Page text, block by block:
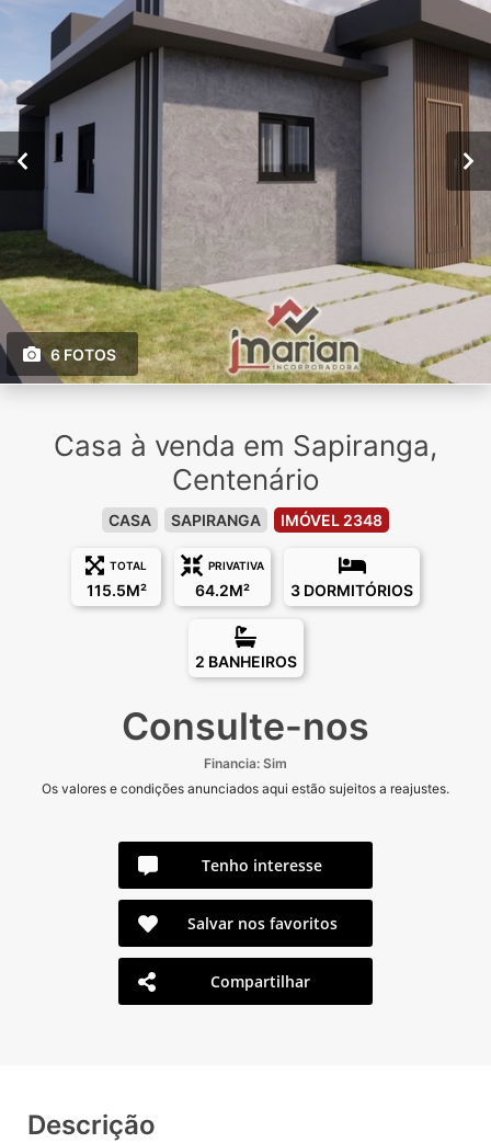
6 FOTOS
Casa à venda em Sapiranga,
Centenário
CASA SAPIRANGA IMÓVEL 2348
TOTAL
115.5M²
PRIVATIVA
64.2M² 3 DORMITÓRIOS
2 BANHEIROS
Consulte-nos
Financia: Sim
Os valores e condições anunciados aqui estão sujeitos a reajustes.
Tenho interesse
Salvar nos favoritos
Compartilhar
Descrição